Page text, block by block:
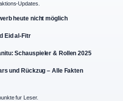
Updates.
heute nicht möglich
Eid al-Fitr
Schauspieler & Rollen 2025
und Rückzug – Alle Fakten
fur Leser.